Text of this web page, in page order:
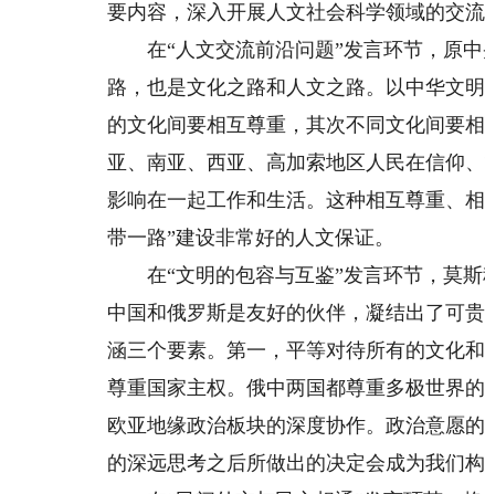
要内容，深入开展人文社会科学领域的交
在“人文交流前沿问题”发言环节，原中
路，也是文化之路和人文之路。以中华文
的文化间要相互尊重，其次不同文化间要
亚、南亚、西亚、高加索地区人民在信仰
影响在一起工作和生活。这种相互尊重、
带一路”建设非常好的人文保证。
在“文明的包容与互鉴”发言环节，莫斯
中国和俄罗斯是友好的伙伴，凝结出了可
涵三个要素。第一，平等对待所有的文化
尊重国家主权。俄中两国都尊重多极世界
欧亚地缘政治板块的深度协作。政治意愿
的深远思考之后所做出的决定会成为我们